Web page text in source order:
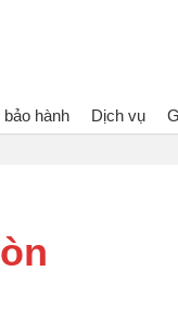
hành Dịch vụ
Đang xem: